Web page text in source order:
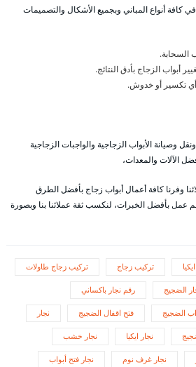
كافة أنواع المباني وبجميع الأشكال والتصميمات
السحابة.
أبواب الزجاج بأدق النتائج.
أي تكسير أو خدوش.
وصيانة الأبواب الزجاجية والواجبات الزجاجية
الآلات والمعدات،
وفرنا كافة أعمال أبواب زجاج بأفضل الطرق
عمل بأفضل الخبرات، لنكسب ثقة عملائنا بنا وبصورة
تركيب زجاج تركيب زجاج طاولات
الضجيج رقم نجار باكساني
الضجيج فتح اقفال الضجيج نجار
نجار ايكيا نجار خشب
نجار غرف نوم نجار فتح أبواب